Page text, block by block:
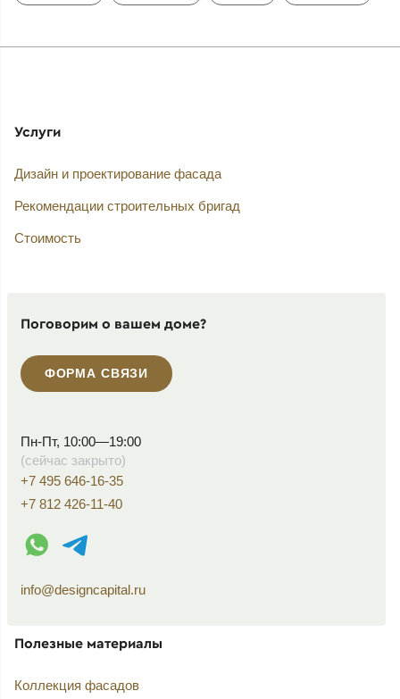
Услуги
Дизайн и проектирование фасада
Рекомендации строительных бригад
Стоимость
Поговорим о вашем доме?
ФОРМА СВЯЗИ
Пн-Пт, 10:00—19:00
(сейчас закрыто)
+7 495 646-16-35
+7 812 426-11-40
WhatsApp контакт
Telegram контакт
info@designcapital.ru
Полезные материалы
Коллекция фасадов